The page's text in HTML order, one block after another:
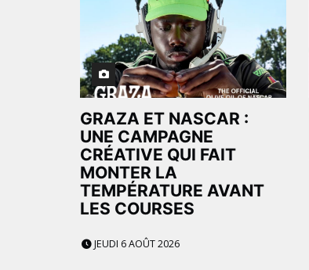
GRAZA ET NASCAR :
UNE CAMPAGNE
CRÉATIVE QUI FAIT
MONTER LA
TEMPÉRATURE AVANT
LES COURSES
JEUDI 6 AOÛT 2026